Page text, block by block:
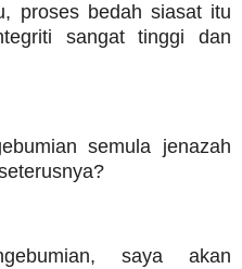
proses bedah siasat itu
sangat tinggi dan
semula jenazah
saya akan